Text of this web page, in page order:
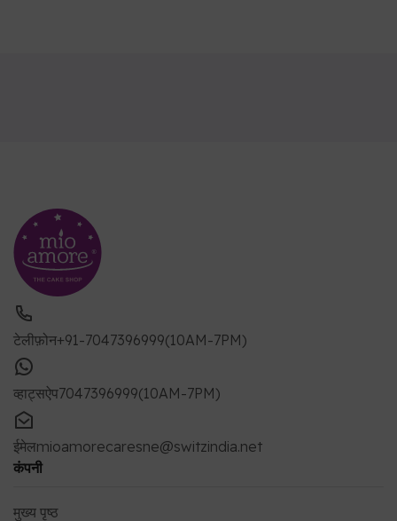
टेलीफ़ोन+91-7047396999(10AM-7PM)
व्हाट्सऐप7047396999(10AM-7PM)
ईमेलmioamorecaresne@switzindia.net
कंपनी
मुख्य पृष्ठ
हमारे बारे में
हमसे संपर्क करें
फ्रेंचाइज़ी
नौकरी के अवसर